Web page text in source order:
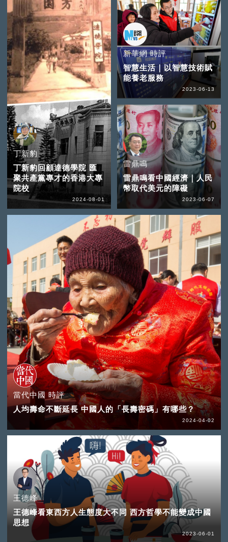
丁新豹
丁新豹回顧達德學院 匯
聚共產黨專才的香港大專
院校
2024-08-01
當代中國 時評
人均壽命不斷延長 中國人的「長壽密碼」有哪些？
2024-04-02
新華網 時評
智慧生活｜以智慧技術賦
能養老服務
2023-06-13
雷鼎鳴
雷鼎鳴看中國經濟｜人民
幣取代美元的障礙
2023-06-07
王德峰
王德峰看東西方人生態度大不同 西方哲學不能變成中國
思想
2023-06-01